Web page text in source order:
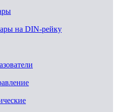
на DIN-рейку